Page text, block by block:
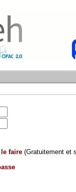
faire (Gratuitement et